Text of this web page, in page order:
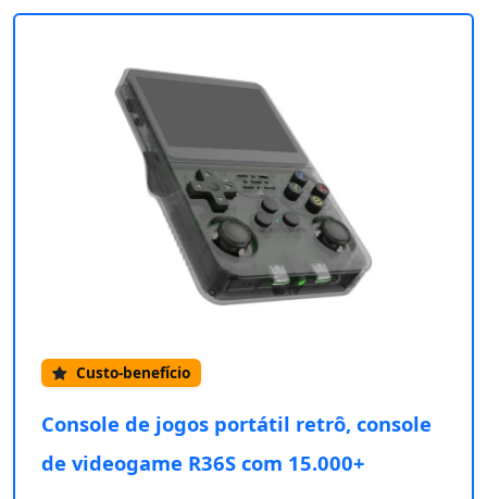
Custo-benefício
Console de jogos portátil retrô, console
de videogame R36S com 15.000+